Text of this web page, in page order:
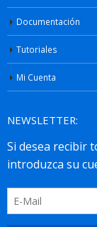
Documentación
Tutoriales
Mi Cuenta
NEWSLETTER: